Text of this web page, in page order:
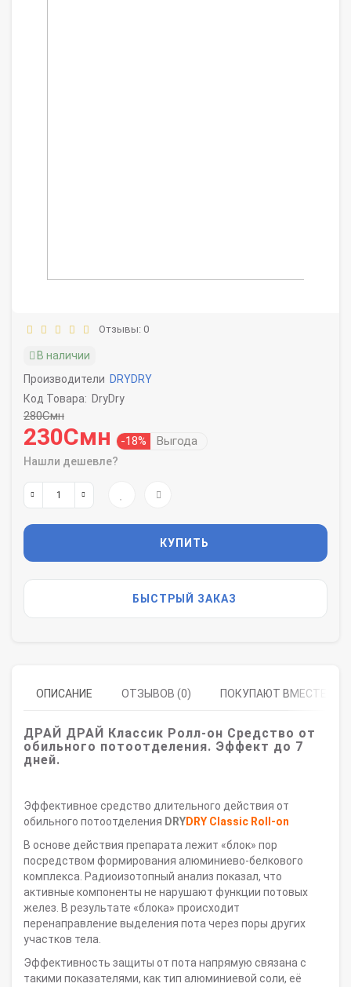
Отзывы: 0
В наличии
Производители DRYDRY
Код Товара: DryDry
280Смн
230Смн -18% Выгода
Нашли дешевле?
КУПИТЬ
БЫСТРЫЙ ЗАКАЗ
ОПИСАНИЕ ОТЗЫВОВ (0) ПОКУПАЮТ ВМЕСТЕ
ДРАЙ ДРАЙ Классик Ролл-он Средство от
обильного потоотделения. Эффект до 7
дней.
Эффективное средство длительного действия от
обильного потоотделения DRYDRY Classic Roll-on
В основе действия препарата лежит «блок» пор
посредством формирования алюминиево-белкового
комплекса. Радиоизотопный анализ показал, что
активные компоненты не нарушают функции потовых
желез. В результате «блока» происходит
перенаправление выделения пота через поры других
участков тела.
Эффективность защиты от пота напрямую связана с
такими показателями, как тип алюминиевой соли, её